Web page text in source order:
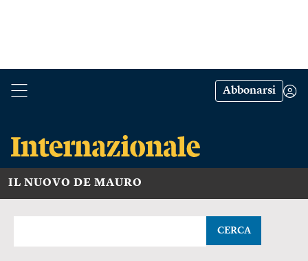
Abbonarsi
IL NUOVO DE MAURO
CERCA